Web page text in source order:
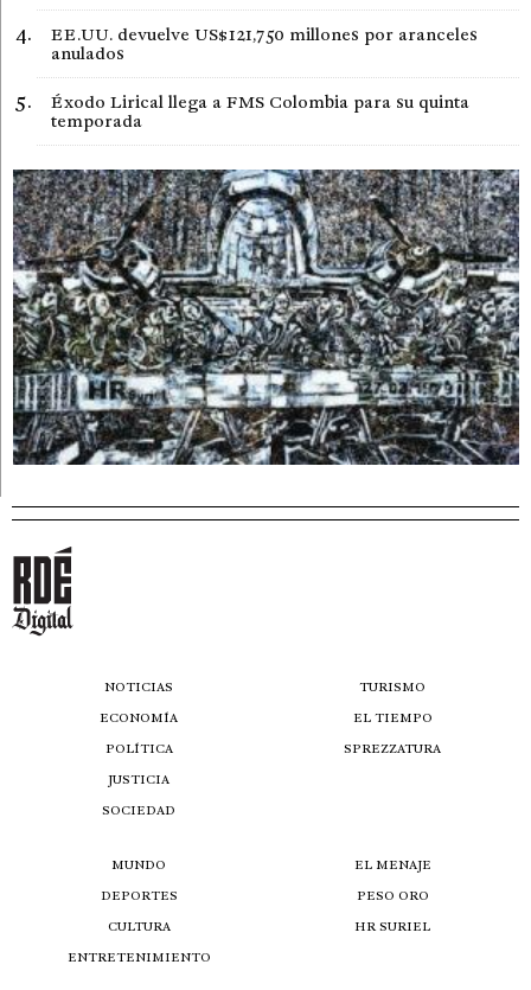
EE.UU. devuelve US$121,750 millones por aranceles
anulados
Éxodo Lirical llega a FMS Colombia para su quinta
temporada
NOTICIAS
ECONOMÍA
POLÍTICA
JUSTICIA
SOCIEDAD
TURISMO
EL TIEMPO
SPREZZATURA
MUNDO
DEPORTES
CULTURA
ENTRETENIMIENTO
EL MENAJE
PESO ORO
HR SURIEL